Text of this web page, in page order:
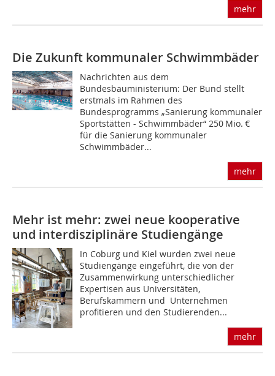
mehr
Die Zukunft kommunaler Schwimmbäder
Nachrichten aus dem
Bundesbauministerium: Der Bund stellt
erstmals im Rahmen des
Bundesprogramms „Sanierung kommunaler
Sportstätten - Schwimmbäder“ 250 Mio. €
für die Sanierung kommunaler
Schwimmbäder...
mehr
Mehr ist mehr: zwei neue kooperative
und interdisziplinäre Studiengänge
In Coburg und Kiel wurden zwei neue
Studiengänge eingeführt, die von der
Zusammenwirkung unterschiedlicher
Expertisen aus Universitäten,
Berufskammern und Unternehmen
profitieren und den Studierenden...
mehr